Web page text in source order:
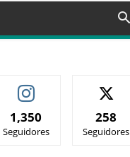
1,350
Seguidores
258
Seguidores